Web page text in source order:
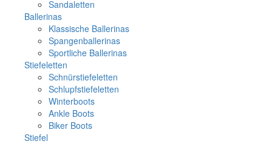
Sandaletten
Ballerinas
Klassische Ballerinas
Spangenballerinas
Sportliche Ballerinas
Stiefeletten
Schnürstiefeletten
Schlupfstiefeletten
Winterboots
Ankle Boots
Biker Boots
Stiefel